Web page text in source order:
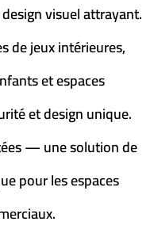
visuel attrayant.
de jeux intérieures,
et espaces
et design unique.
— une solution de
pour les espaces